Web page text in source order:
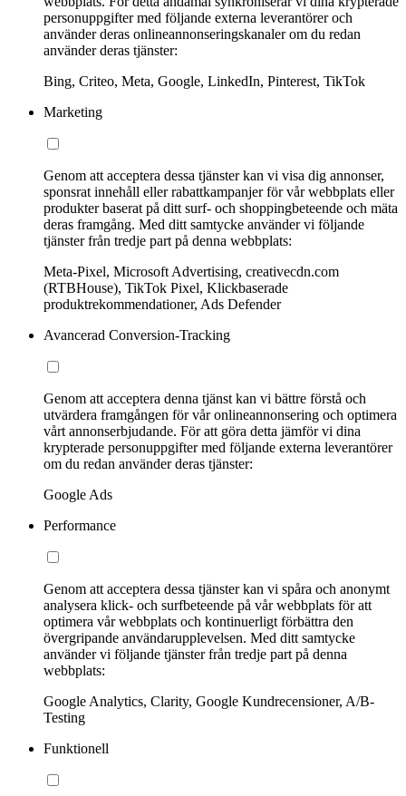
personuppgifter med följande externa leverantörer och
använder deras onlineannonseringskanaler om du redan
använder deras tjänster:
Bing, Criteo, Meta, Google, LinkedIn, Pinterest, TikTok
Marketing
Genom att acceptera dessa tjänster kan vi visa dig annonser,
sponsrat innehåll eller rabattkampanjer för vår webbplats eller
produkter baserat på ditt surf- och shoppingbeteende och mäta
deras framgång. Med ditt samtycke använder vi följande
tjänster från tredje part på denna webbplats:
Meta-Pixel, Microsoft Advertising, creativecdn.com
(RTBHouse), TikTok Pixel, Klickbaserade
produktrekommendationer, Ads Defender
Avancerad Conversion-Tracking
Genom att acceptera denna tjänst kan vi bättre förstå och
utvärdera framgången för vår onlineannonsering och optimera
vårt annonserbjudande. För att göra detta jämför vi dina
krypterade personuppgifter med följande externa leverantörer
om du redan använder deras tjänster:
Google Ads
Performance
Genom att acceptera dessa tjänster kan vi spåra och anonymt
analysera klick- och surfbeteende på vår webbplats för att
optimera vår webbplats och kontinuerligt förbättra den
övergripande användarupplevelsen. Med ditt samtycke
använder vi följande tjänster från tredje part på denna
webbplats:
Google Analytics, Clarity, Google Kundrecensioner, A/B-
Testing
Funktionell